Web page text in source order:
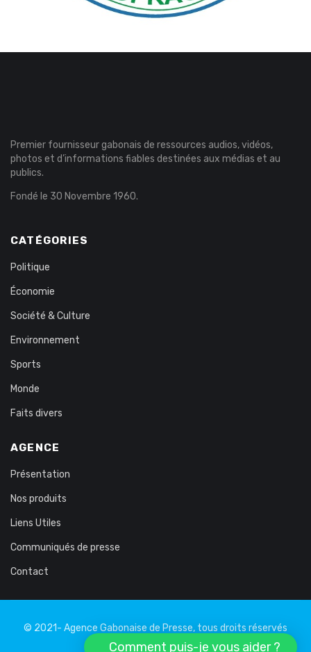
Premier fournisseur gabonais de ressources audios, vidéos,
photos et d’informations fiables destinées aux médias et au
publics.
Fondé le 30 Novembre 1960.
CATÉGORIES
Politique
Économie
Société & Culture
Environnement
Sports
Monde
Faits divers
AGENCE
Présentation
Nos produits
Liens Utiles
Communiqués de presse
Contact
© 2021- Agence Gabonaise de Presse, tous droits réservés
Comment puis-je vous aider ?